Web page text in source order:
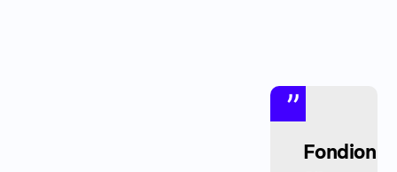
Fondion